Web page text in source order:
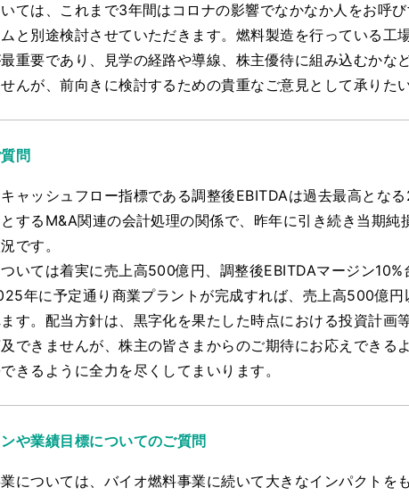
ては、これまで3年間はコロナの影響でなかなか人をお呼
と別途検討させていただきます。燃料製造を行っている工
重要であり、見学の経路や導線、株主優待に組み込むかな
んが、前向きに検討するための貴重なご意見として承りた
問
ャッシュフロー指標である調整後EBITDAは過去最高とな
するM&A関連の会計処理の関係で、昨年に引き続き当期
です。
いては着実に売上高500億円、調整後EBITDAマージン
年に予定通り商業プラントが完成すれば、売上高500億
す。配当方針は、黒字化を果たした時点における投資計画
できませんが、株主の皆さまからのご期待にお応えできる
きるように全力を尽くしてまいります。
や業績目標についてのご質問
については、バイオ燃料事業に続いて大きなインパクトを